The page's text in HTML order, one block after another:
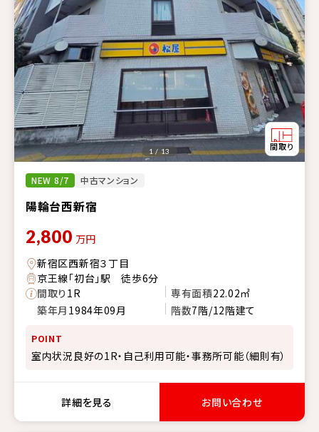
NEW 8/7 中古マンション
陽輪台西新宿
1 / 13
2,800 万円
新宿区西新宿３丁目
京王線「初台」駅 徒歩6分
間取り1R 専有面積22.02㎡
築年月 1984年09月 階数7階/12階建て
POINT
室内状況良好の1R・自己利用可能・事務所可能（細則有）
詳細を見る お問い合わせ